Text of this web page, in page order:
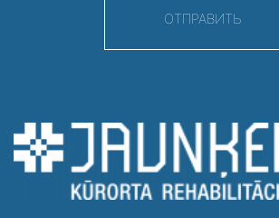
ОТПРАВИТЬ